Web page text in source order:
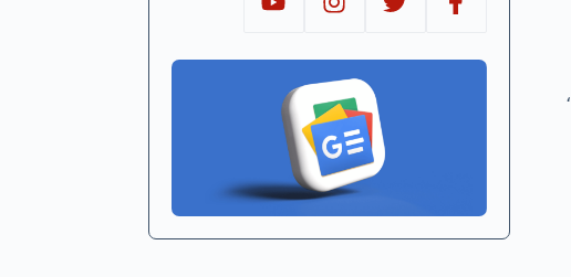
يعد البروكلي من الاطعمة المفيدة للمرأة الحامل فهو يحتوي علي العديد من الفيتامينات ثل فيتامين A و فيتامين ب1 ، فيتامين ب2 ،